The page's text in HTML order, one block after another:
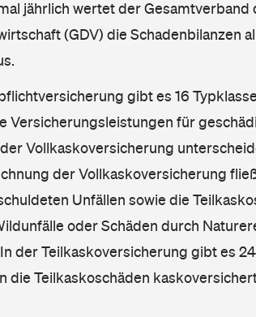
jährlich wertet der Gesamtverband
(GDV) die Schadenbilanzen
gibt es 16
Versicherungsleistungen für
Vollkaskoversicherung
der Vollkaskoversicherung
Unfällen sowie die
oder Schäden durch
der Teilkaskoversicherung gibt es
die Teilkaskoschäden